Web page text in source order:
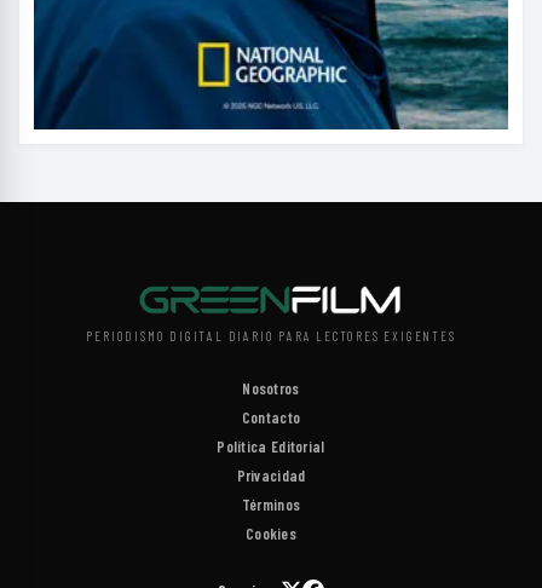
PERIODISMO DIGITAL DIARIO PARA LECTORES EXIGENTES
Nosotros
Contacto
Política Editorial
Privacidad
Términos
Cookies